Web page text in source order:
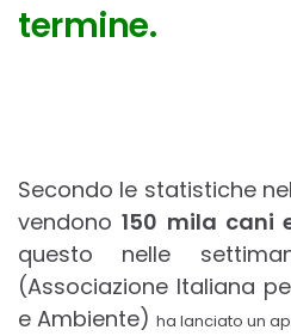
termine.
Secondo le statistiche
vendono150 mila cani
questo nelle
(Associazione Italiana
e Ambiente) ha lanciato un